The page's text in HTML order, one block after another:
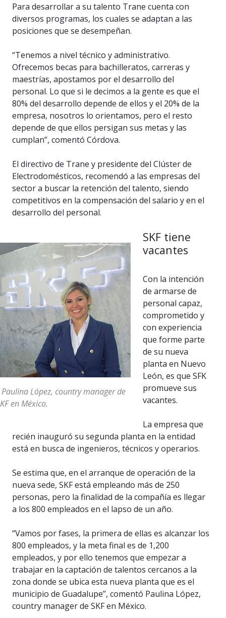
Para desarrollar a su talento Trane cuenta con
diversos programas, los cuales se adaptan a las
posiciones que se desempeñan.
“Tenemos a nivel técnico y administrativo.
Ofrecemos becas para bachilleratos, carreras y
maestrías, apostamos por el desarrollo del
personal. Lo que si le decimos a la gente es que el
80% del desarrollo depende de ellos y el 20% de la
empresa, nosotros lo orientamos, pero el resto
depende de que ellos persigan sus metas y las
cumplan”, comentó Córdova.
El directivo de Trane y presidente del Clúster de
Electrodomésticos, recomendó a las empresas del
sector a buscar la retención del talento, siendo
competitivos en la compensación del salario y en el
desarrollo del personal.
Paulina López, country manager de
en México.
SKF tiene
vacantes
Con la intención
de armarse de
personal capaz,
comprometido y
con experiencia
que forme parte
de su nueva
planta en Nuevo
León, es que SFK
promueve sus
vacantes.
La empresa que
recién inauguró su segunda planta en la entidad
está en busca de ingenieros, técnicos y operarios.
Se estima que, en el arranque de operación de la
nueva sede, SKF está empleando más de 250
personas, pero la finalidad de la compañía es llegar
a los 800 empleados en el lapso de un año.
“Vamos por fases, la primera de ellas es alcanzar los
800 empleados, y la meta final es de 1,200
empleados, y por ello tenemos que empezar a
trabajar en la captación de talentos cercanos a la
zona donde se ubica esta nueva planta que es el
municipio de Guadalupe”, comentó Paulina López,
country manager de SKF en México.